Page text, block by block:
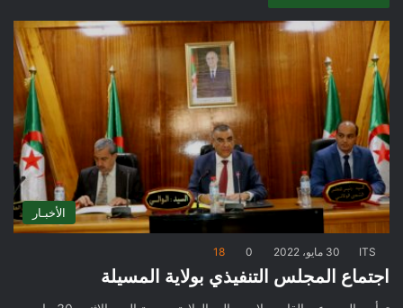
الأخبـار
ITS 30 مايو، 2022 0
18
اجتماع المجلس التنفيذي بولاية المسيلة